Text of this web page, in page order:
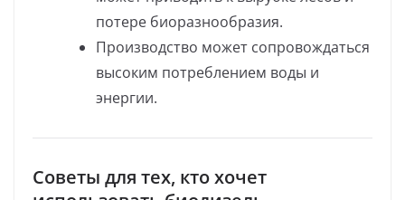
потере биоразнообразия.
Производство может сопровождаться
высоким потреблением воды и
энергии.
Советы для тех, кто хочет